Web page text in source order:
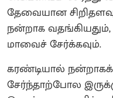
தேவையான
நன்றாக வதங்கியதும்,
மாவைச் சேர்க்கவும்.
கரண்டியால் நன்றாகக்
சேர்ந்தாற்போல